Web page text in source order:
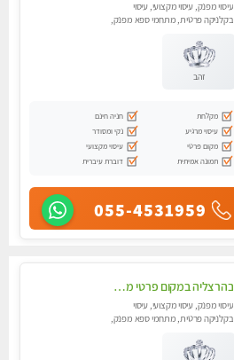
עיסוי מפנק, עיסוי מקצועי, עיסוי
בקלניקה פרטית, מתחמי ספא מפנק,
זהב
מקלחת
חניה חינם
עיסוי מרגיע
נקי ומסודר
מקום פרטי
עיסוי מקצועי
תמונה אמיתית
דוברת עיברית
055-4531959
בהרצליה במקום פרטי מסאז' איכותי ביותר ומפנק - לרציניים בלבד,עיסוי מרגיע מאוד.
עיסוי מפנק, עיסוי מקצועי, עיסוי
בקלניקה פרטית, מתחמי ספא מפנק,